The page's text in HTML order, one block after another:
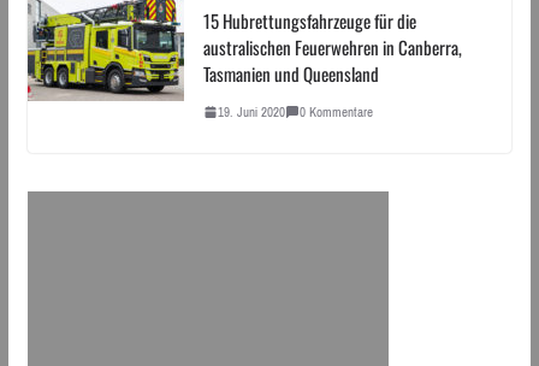
15 Hubrettungsfahrzeuge für die
australischen Feuerwehren in Canberra,
Tasmanien und Queensland
19. Juni 2020 0 Kommentare